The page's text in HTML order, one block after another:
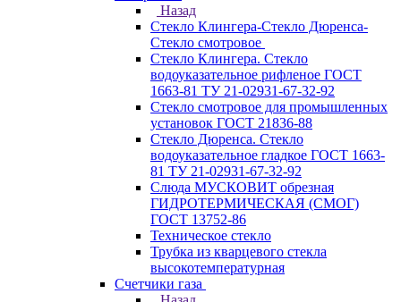
Назад
Стекло Клингера-Стекло Дюренса-
Стекло смотровое
Стекло Клингера. Стекло
водоуказательное рифленое ГОСТ
1663-81 ТУ 21-02931-67-32-92
Стекло смотровое для промышленных
установок ГОСТ 21836-88
Стекло Дюренса. Стекло
водоуказательное гладкое ГОСТ 1663-
81 ТУ 21-02931-67-32-92
Слюда МУСКОВИТ обрезная
ГИДРОТЕРМИЧЕСКАЯ (СМОГ)
ГОСТ 13752-86
Техническое стекло
Трубка из кварцевого стекла
высокотемпературная
Счетчики газа